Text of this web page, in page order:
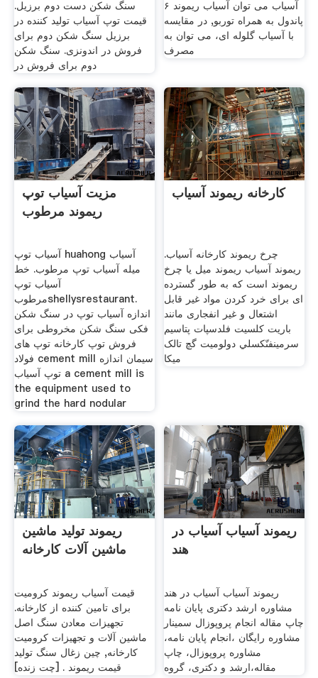
سنگ شکن دست دوم برزیل.
قیمت توپ آسیاب تولید کننده در
برزیل سنگ شکن دوم برای
فروش در اندونزی. سنگ شکن
دوم برای فروش در
آسیاب می توان آسیاب ریموند ۶
پاندول به همراه توربو, در مقایسه
با آسیاب گلوله ای، می توان به
مصرف
مزیت آسیاب توپ
ریموند مرطوب
آسیاب توپ huahong آسیاب
میله آسیاب توپ مرطوب. خط
آسیاب توپ
مرطوبshellysrestaurant.
اندازه آسیاب توپ در سنگ شکن
فکی سنگ شکن مخروطی برای
فروش توپ کارخانه توپ های
فولاد cement mill سیمان اندازه
توپ آسیاب a cement mill is
the equipment used to
grind the hard nodular
کارخانه ریموند آسیاب
چرخ ریموند کارخانه آسیاب.
ریموند آسیاب ریموند میل یا چرخ
ریموند است که به طور گسترده
ای برای خرد کردن مواد غیر قابل
اشتعال و غیر انفجاری مانند
باریت کلسیت فلدسپات پتاسیم
سرمينفنّكسلي دولومیت گچ تالک
میکا
ریموند تولید ماشین
ماشین آلات کارخانه
قیمت آسیاب ریموند کرومیت
برای تامین کننده از کارخانه.
تجهیزات معادن سنگ اصل
ماشین آلات و تجهیزات کرومیت
کارخانه, چین زغال سنگ تولید
قیمت ریموند . [چت زنده]
ریموند آسیاب آسیاب در
هند
ریموند آسیاب آسیاب در هند
مشاوره ارشد دکتری پایان نامه
چاپ مقاله انجام پروپوزال سمینار
مشاوره رایگان ،انجام پایان نامه،
مشاوره پروپوزال، چاپ
مقاله،ارشد و دکتری، گروه